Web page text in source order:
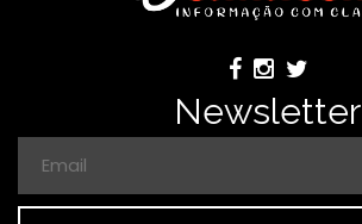
Newsletter